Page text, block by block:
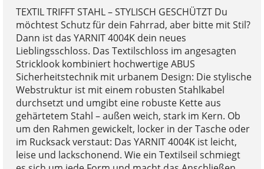
TEXTIL TRIFFT STAHL – STYLISCH GESCHÜTZT Du
möchtest Schutz für dein Fahrrad, aber bitte mit Stil?
Dann ist das YARNIT 4004K dein neues
Lieblingsschloss. Das Textilschloss im angesagten
Stricklook kombiniert hochwertige ABUS
Sicherheitstechnik mit urbanem Design: Die stylische
Webstruktur ist mit einem robusten Stahlkabel
durchsetzt und umgibt eine robuste Kette aus
gehärtetem Stahl – außen weich, stark im Kern. Ob
um den Rahmen gewickelt, locker in der Tasche oder
im Rucksack verstaut: Das YARNIT 4004K ist leicht,
leise und lackschonend. Wie ein Textilseil schmiegt